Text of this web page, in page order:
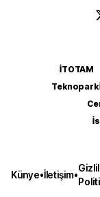
İTOTAM
Künye•İletişim•